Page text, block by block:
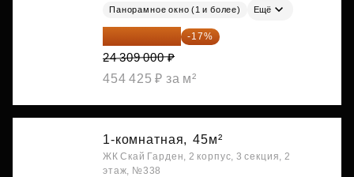
Панорамное окно (1 и более) Ещё
20 176 470 ₽ -17%
24 309 000 ₽
454 425 ₽ за м²
1-комнатная, 45м²
ЖК Скай Гарден, 2 корпус, 3 секция, 2
этаж, №338